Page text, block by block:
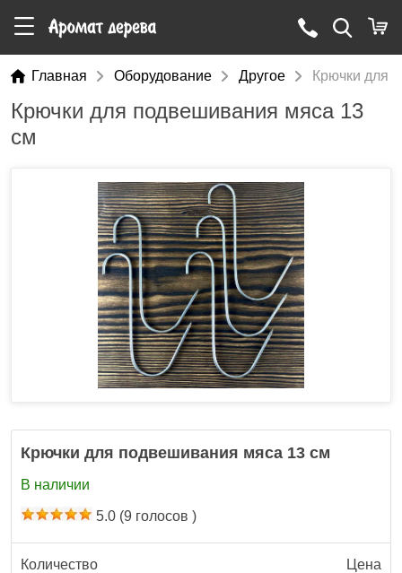
Главная Оборудование Другое Крючки для
Крючки для подвешивания мяса 13
см
Крючки для подвешивания мяса 13 см
В наличии
5.0 (9 голосов )
Количество Цена